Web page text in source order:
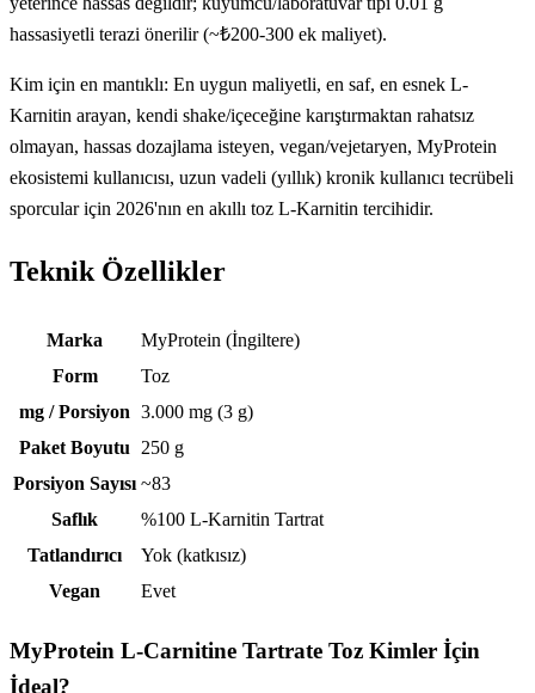
hassasiyetli terazi önerilir (~₺200-300 ek maliyet).
Kim için en mantıklı: En uygun maliyetli, en saf, en esnek L-
Karnitin arayan, kendi shake/içeceğine karıştırmaktan rahatsız
olmayan, hassas dozajlama isteyen, vegan/vejetaryen, MyProtein
ekosistemi kullanıcısı, uzun vadeli (yıllık) kronik kullanıcı tecrübeli
sporcular için 2026'nın en akıllı toz L-Karnitin tercihidir.
Teknik Özellikler
Teknik özellikler
Marka
MyProtein (İngiltere)
Form
Toz
mg / Porsiyon 3.000 mg (3 g)
Paket Boyutu
250 g
Porsiyon Sayısı ~83
Saflık
%100 L-Karnitin Tartrat
Tatlandırıcı
Yok (katkısız)
Vegan
Evet
MyProtein L-Carnitine Tartrate Toz Kimler İçin
İdeal?